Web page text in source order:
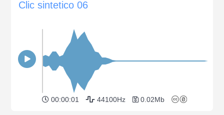
Clic sintetico 06
00:00:01 44100Hz 0.02Mb